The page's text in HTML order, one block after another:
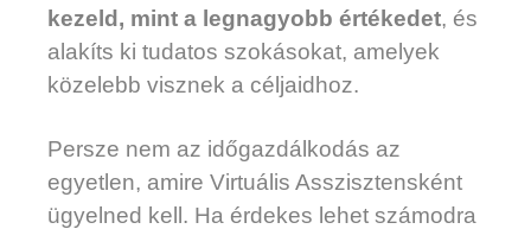
kezeld, mint a legnagyobb értékedet, és
alakíts ki tudatos szokásokat, amelyek
közelebb visznek a céljaidhoz.
Persze nem az időgazdálkodás az
egyetlen, amire Virtuális Asszisztensként
ügyelned kell. Ha érdekes lehet számodra